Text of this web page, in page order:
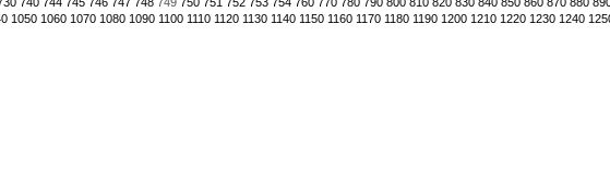
1050 1060 1070 1080 1090 1100 1110 1120 1130 1140 1150 1160 1170 1180 1190 1200 1210 1220 1230 1240